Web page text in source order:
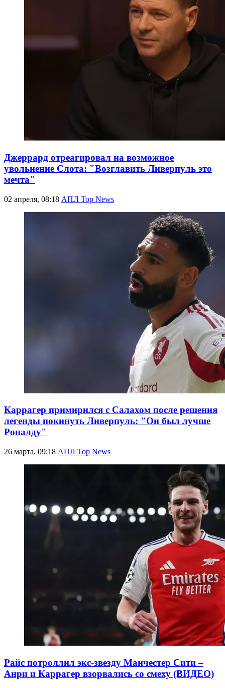
Джеррард отреагировал на возможное
увольнение Слота: "Возглавить Ливерпуль это
мечта"
02 апреля, 08:18 АПЛ Top News
Каррагер примирился с Салахом после решения
легенды покинуть Ливерпуль: "Он был лучше
Роналду"
26 марта, 09:18 АПЛ Top News
Райс потроллил экс-звезду Манчестер Сити –
Анри и Каррагер взорвались со смеху (ВИДЕО)